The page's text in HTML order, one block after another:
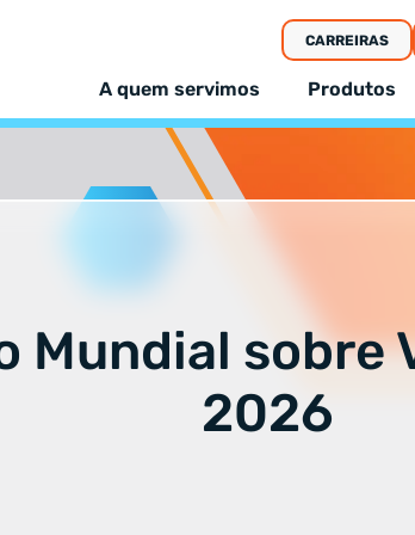
CARREIRAS
A quem servimos Produtos
Mundial sobre
2026